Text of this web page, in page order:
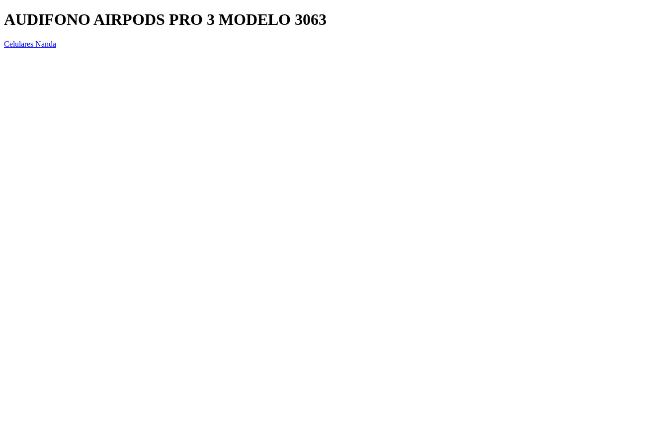
AUDIFONO AIRPODS PRO 3 MODELO 3063
Celulares Nanda